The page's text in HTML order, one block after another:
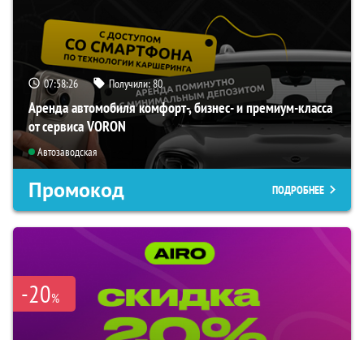
07:58:25 Получили:80
Аренда автомобиля комфорт-, бизнес- и премиум-класса
от сервиса VORON
Автозаводская
Промокод ПОДРОБНЕЕ
-20%